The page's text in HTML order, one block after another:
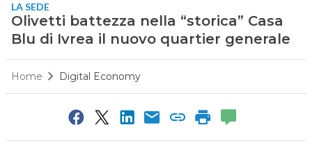
LA SEDE
Olivetti battezza nella “storica” Casa
Blu di Ivrea il nuovo quartier generale
Home Digital Economy